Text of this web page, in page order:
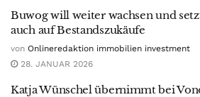
Buwog will weiter wachsen und
auch auf Bestandszukäufe
von Onlineredaktion immobilien investment
28. JANUAR 2026
Katja Wünschel übernimmt bei